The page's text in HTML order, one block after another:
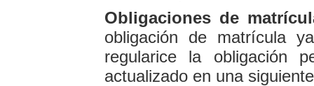
Obligaciones de
obligación de matrícula
regularice la obligación
actualizado en una